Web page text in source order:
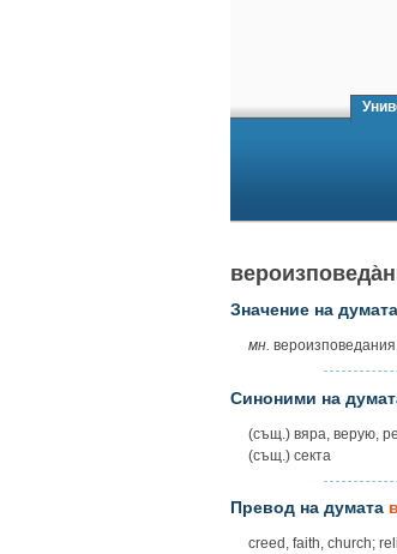
Значение на думата
мн.
Синоними на
(същ.) вяра, верую,
(същ.) секта
Превод на думата
creed, faith, church;